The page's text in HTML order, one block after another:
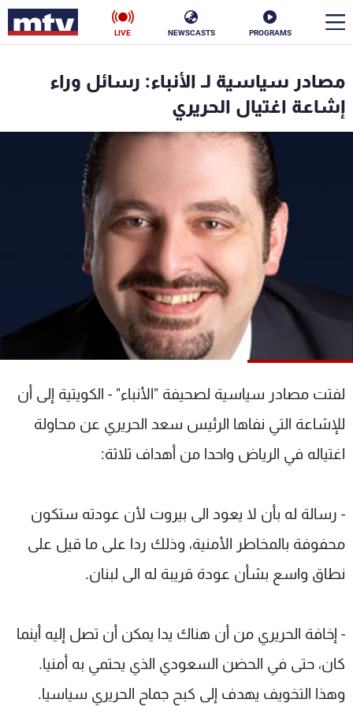
PROGRAMS
NEWSCASTS
LIVE
مصادر سياسية لـ الأنباء: رسائل وراء
إشاعة اغتيال الحريري
لفتت مصادر سياسية لصحيفة "الأنباء" - الكويتية إلى أن
للإشاعة التي نفاها الرئيس سعد الحريري عن محاولة
اغتياله في الرياض واحدا من أهداف ثلاثة:
- رسالة له بأن لا يعود الى بيروت لأن عودته ستكون
محفوفة بالمخاطر الأمنية، وذلك ردا على ما قيل على
نطاق واسع بشأن عودة قريبة له الى لبنان.
- إخافة الحريري من أن هناك يدا يمكن أن تصل إليه أينما
كان، حتى في الحضن السعودي الذي يحتمي به أمنيا.
وهذا التخويف يهدف إلى كبح جماح الحريري سياسيا.
الأخبار
ناس
رياضة
كأس العالم
جدول البرامج
الترددات
الإنـتـاج
وظائف
تواصل معنا